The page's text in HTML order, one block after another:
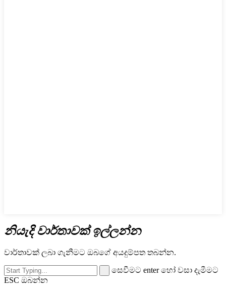
නියැදි වාර්තාවක් ඉල්ලන්න
වාර්තාවක් ලබා ගැනීමට ඔබගේ අයදුම්පත තබන්න.
සෙවීමට enter හෝ වසා දැමීමට
ESC ඔබන්න